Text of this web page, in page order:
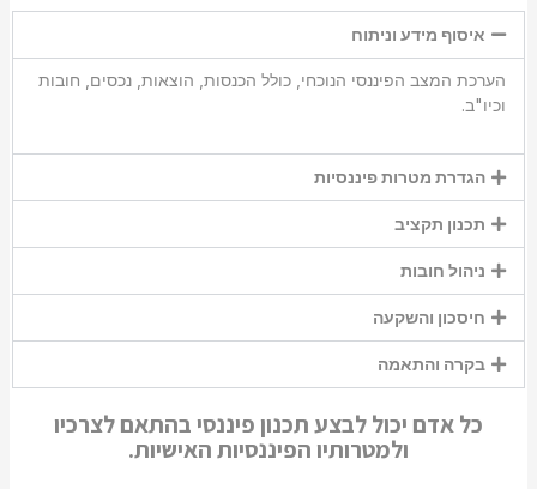
איסוף מידע וניתוח
הערכת המצב הפיננסי הנוכחי, כולל הכנסות, הוצאות, נכסים, חובות
וכיו"ב.
הגדרת מטרות פיננסיות
תכנון תקציב
ניהול חובות
חיסכון והשקעה
בקרה והתאמה
כל אדם יכול לבצע תכנון פיננסי בהתאם לצרכיו
ולמטרותיו הפיננסיות האישיות.